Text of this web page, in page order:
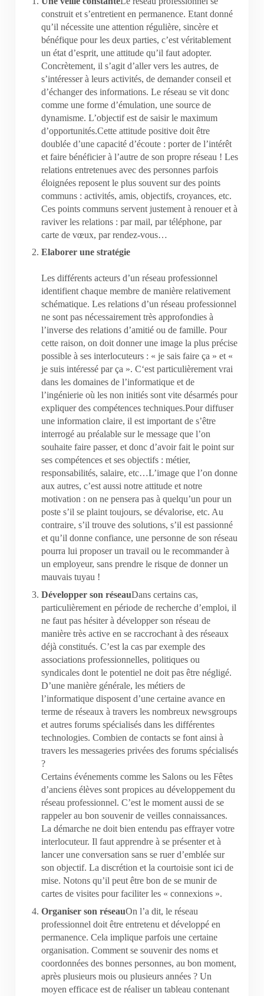
construit et s’entretient en permanence. Etant donné
qu’il nécessite une attention régulière, sincère et
bénéfique pour les deux parties, c’est véritablement
un état d’esprit, une attitude qu’il faut adopter.
Concrètement, il s’agit d’aller vers les autres, de
s’intéresser à leurs activités, de demander conseil et
d’échanger des informations. Le réseau se vit donc
comme une forme d’émulation, une source de
dynamisme. L’objectif est de saisir le maximum
d’opportunités.Cette attitude positive doit être
doublée d’une capacité d’écoute : porter de l’intérêt
et faire bénéficier à l’autre de son propre réseau ! Les
relations entretenues avec des personnes parfois
éloignées reposent le plus souvent sur des points
communs : activités, amis, objectifs, croyances, etc.
Ces points communs servent justement à renouer et à
raviver les relations : par mail, par téléphone, par
carte de vœux, par rendez-vous…
Elaborer une stratégie
Les différents acteurs d’un réseau professionnel
identifient chaque membre de manière relativement
schématique. Les relations d’un réseau professionnel
ne sont pas nécessairement très approfondies à
l’inverse des relations d’amitié ou de famille. Pour
cette raison, on doit donner une image la plus précise
possible à ses interlocuteurs : « je sais faire ça » et «
je suis intéressé par ça ». C‘est particulièrement vrai
dans les domaines de l’informatique et de
l’ingénierie où les non initiés sont vite désarmés pour
expliquer des compétences techniques.Pour diffuser
une information claire, il est important de s’être
interrogé au préalable sur le message que l’on
souhaite faire passer, et donc d’avoir fait le point sur
ses compétences et ses objectifs : métier,
responsabilités, salaire, etc…L’image que l’on donne
aux autres, c’est aussi notre attitude et notre
motivation : on ne pensera pas à quelqu’un pour un
poste s’il se plaint toujours, se dévalorise, etc. Au
contraire, s’il trouve des solutions, s’il est passionné
et qu’il donne confiance, une personne de son réseau
pourra lui proposer un travail ou le recommander à
un employeur, sans prendre le risque de donner un
mauvais tuyau !
Développer son réseauDans certains cas,
particulièrement en période de recherche d’emploi, il
ne faut pas hésiter à développer son réseau de
manière très active en se raccrochant à des réseaux
déjà constitués. C’est la cas par exemple des
associations professionnelles, politiques ou
syndicales dont le potentiel ne doit pas être négligé.
D’une manière générale, les métiers de
l’informatique disposent d’une certaine avance en
terme de réseaux à travers les nombreux newsgroups
et autres forums spécialisés dans les différentes
technologies. Combien de contacts se font ainsi à
travers les messageries privées des forums spécialisés
?
Certains événements comme les Salons ou les Fêtes
d’anciens élèves sont propices au développement du
réseau professionnel. C’est le moment aussi de se
rappeler au bon souvenir de veilles connaissances.
La démarche ne doit bien entendu pas effrayer votre
interlocuteur. Il faut apprendre à se présenter et à
lancer une conversation sans se ruer d’emblée sur
son objectif. La discrétion et la courtoisie sont ici de
mise. Notons qu’il peut être bon de se munir de
cartes de visites pour faciliter les « connexions ».
Organiser son réseauOn l’a dit, le réseau
professionnel doit être entretenu et développé en
permanence. Cela implique parfois une certaine
organisation. Comment se souvenir des noms et
coordonnées des bonnes personnes, au bon moment,
après plusieurs mois ou plusieurs années ? Un
moyen efficace est de réaliser un tableau contenant